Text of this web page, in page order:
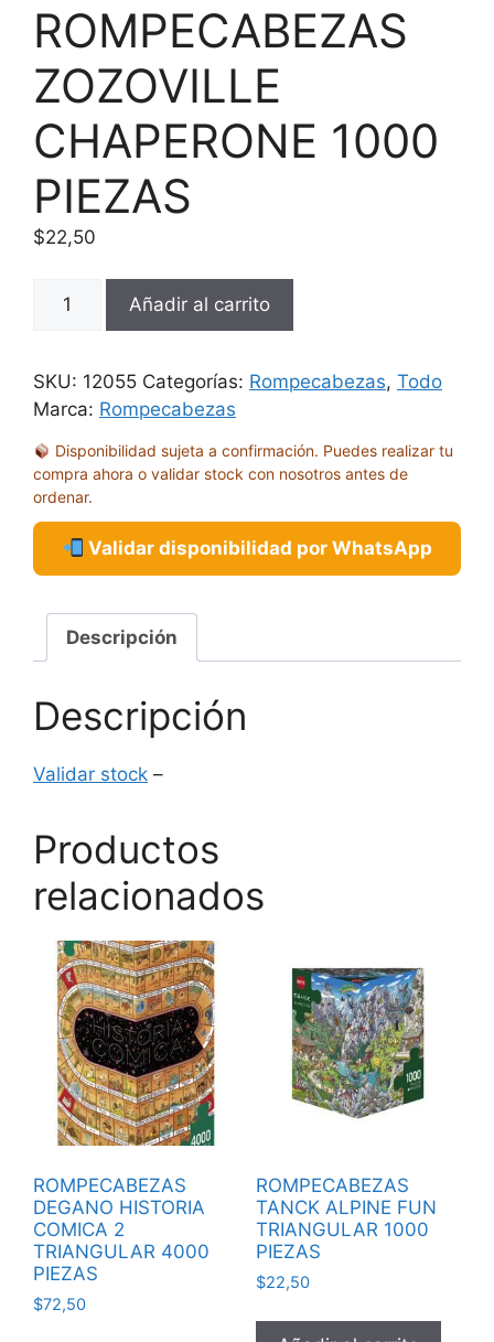
ROMPECABEZAS
ZOZOVILLE
CHAPERONE 1000
PIEZAS
$22,50
ROMPECABEZAS
1000
PIEZAS
Añadir al carrito
SKU: 12055 Categorías: Rompecabezas, Todo
Marca: Rompecabezas
Disponibilidad sujeta a confirmación. Puedes realizar tu
compra ahora o validar stock con nosotros antes de
ordenar.
Validar disponibilidad por WhatsApp
Descripción
Descripción
Validar stock –
Productos
relacionados
ROMPECABEZAS
DEGANO HISTORIA
COMICA 2
TRIANGULAR 4000
PIEZAS
$72,50
ROMPECABEZAS
TANCK ALPINE FUN
TRIANGULAR 1000
PIEZAS
$22,50